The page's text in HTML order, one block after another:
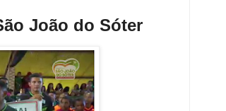
João do Sóter